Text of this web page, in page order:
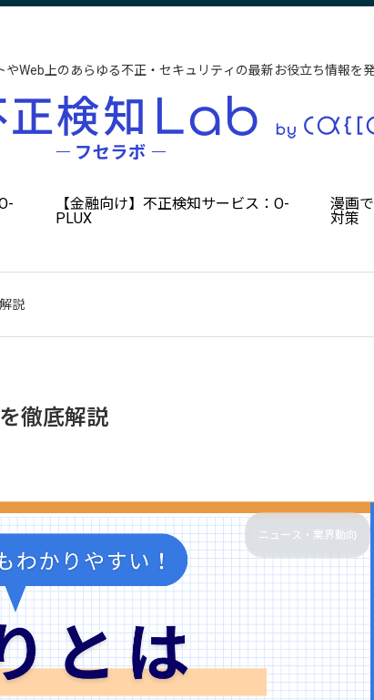
やWeb上のあらゆる不正・セキュリティの最新お役立ち情報を
【金融向け】不正検知サービス：O-
PLUX
漫画
対策
説
徹底解説
ニュース・業界動向